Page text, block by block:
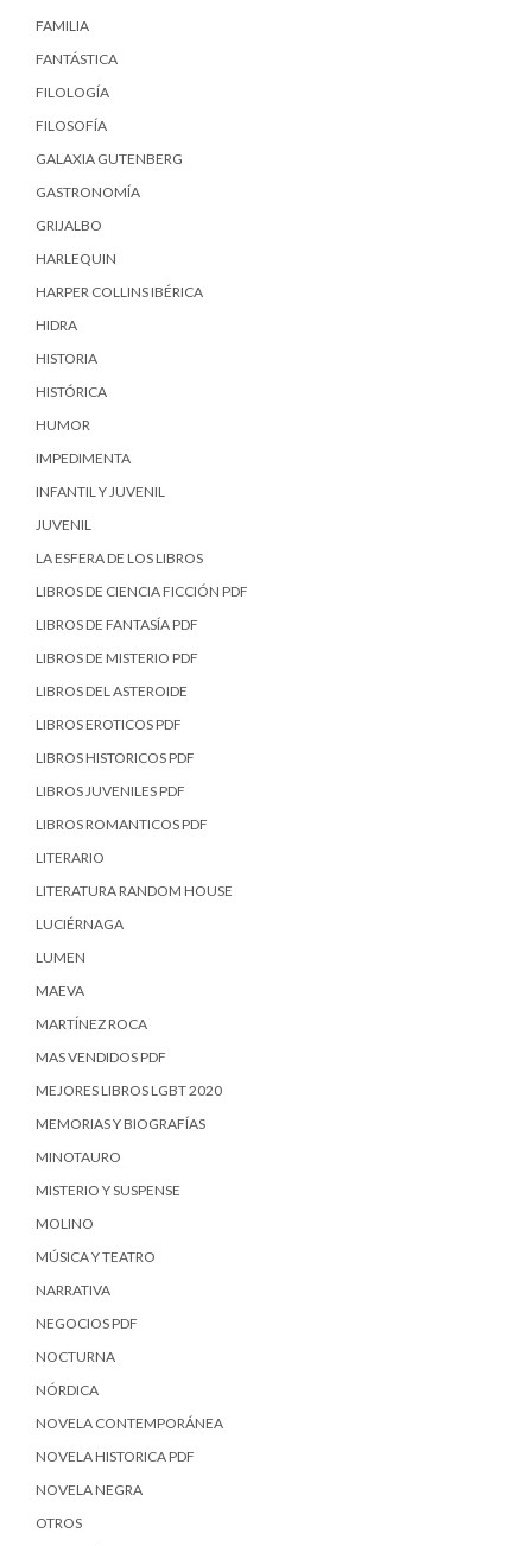
FAMILIA
FANTÁSTICA
FILOLOGÍA
FILOSOFÍA
GALAXIA GUTENBERG
GASTRONOMÍA
GRIJALBO
HARLEQUIN
HARPER COLLINS IBÉRICA
HIDRA
HISTORIA
HISTÓRICA
HUMOR
IMPEDIMENTA
INFANTIL Y JUVENIL
JUVENIL
LA ESFERA DE LOS LIBROS
LIBROS DE CIENCIA FICCIÓN PDF
LIBROS DE FANTASÍA PDF
LIBROS DE MISTERIO PDF
LIBROS DEL ASTEROIDE
LIBROS EROTICOS PDF
LIBROS HISTORICOS PDF
LIBROS JUVENILES PDF
LIBROS ROMANTICOS PDF
LITERARIO
LITERATURA RANDOM HOUSE
LUCIÉRNAGA
LUMEN
MAEVA
MARTÍNEZ ROCA
MAS VENDIDOS PDF
MEJORES LIBROS LGBT 2020
MEMORIAS Y BIOGRAFÍAS
MINOTAURO
MISTERIO Y SUSPENSE
MOLINO
MÚSICA Y TEATRO
NARRATIVA
NEGOCIOS PDF
NOCTURNA
NÓRDICA
NOVELA CONTEMPORÁNEA
NOVELA HISTORICA PDF
NOVELA NEGRA
OTROS